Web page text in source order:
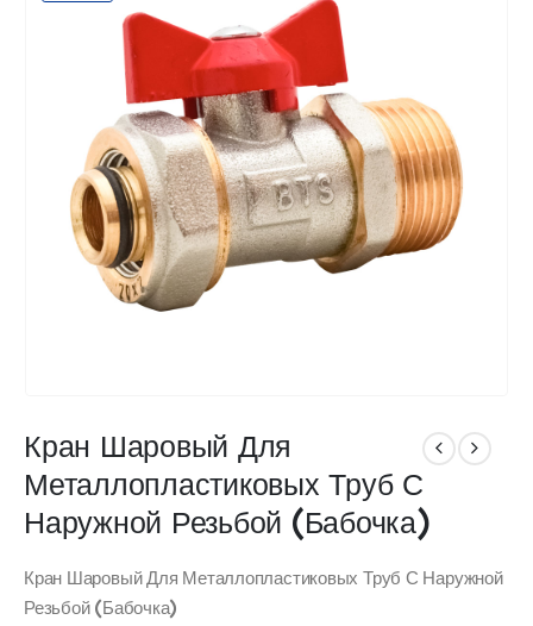
Кран Шаровый Для
Металлопластиковых Труб С
Наружной Резьбой (Бабочка)
Кран Шаровый Для Металлопластиковых Труб С Наружной
Резьбой (Бабочка)